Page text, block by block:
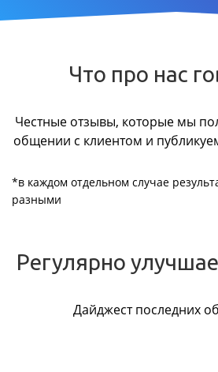
Что про нас
Честные отзывы, которые мы
общении с клиентом и
*в каждом отдельном случае
разными
Регулярно
Дайджест последних